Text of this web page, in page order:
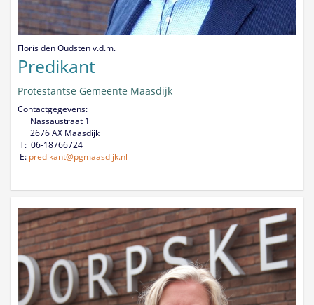
Floris den Oudsten v.d.m.
Predikant
Protestantse Gemeente Maasdijk
Contactgegevens:
Nassaustraat 1
2676 AX Maasdijk
T: 06-18766724
E: predikant@pgmaasdijk.nl